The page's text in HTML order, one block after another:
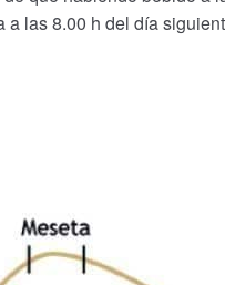
a las 8.00 h del día